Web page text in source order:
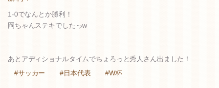
1-0でなんとか勝利！
岡ちゃんステキでしたっw
あとアディショナルタイムでちょろっと秀人さん出ました！
#サッカー
#日本代表 #W杯